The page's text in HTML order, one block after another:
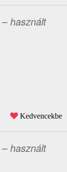
– használt
Kedvencekbe
– használt